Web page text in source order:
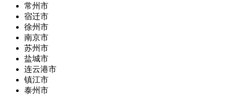
常州市
宿迁市
徐州市
南京市
苏州市
盐城市
连云港市
镇江市
泰州市